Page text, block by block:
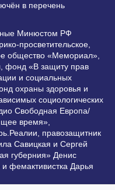
в перечень
Минюстом РФ
просветительское,
общество «Мемориал»,
фонд «В защиту прав
и социальных
охраны здоровья и
социологических
Свободная Европа/
время»,
правозащитник
Савицкая и Сергей
губерния» Денис
фемактивистка Дарья